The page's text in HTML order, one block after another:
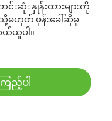
ဆုံး နှုန်းထားများကို
သို့မဟုတ် ဖုန်းခေါ်ဆိုမှု
ယူပါ။
ြည့်ပါ